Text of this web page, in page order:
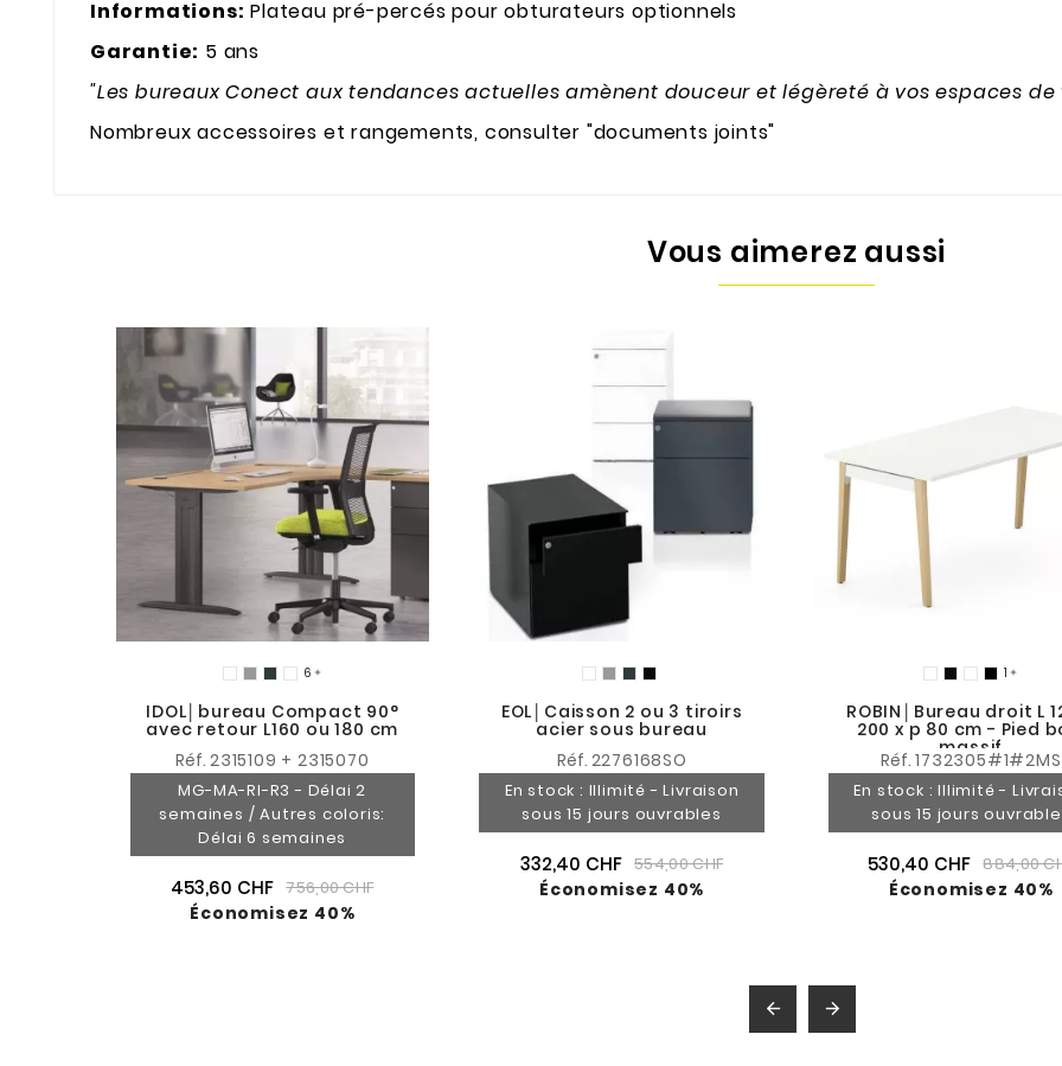
Informations: Plateau pré-percés pour obturateurs optionnels
Garantie: 5 ans
"Les bureaux Conect aux tendances actuelles amènent douceur et légèreté à vos espaces
Nombreux accessoires et rangements, consulter "documents joints"
Vous aimerez aussi

IDOL│bureau Compact 90°
avec retour L160 ou 180 cm
Réf.2315109 + 2315070
MG-MA-RI-R3 - Délai 2
semaines / Autres coloris:
Délai 6 semaines
453,60 CHF 756,00 CHF
Économisez 40%
EOL│Caisson 2 ou 3 tiroirs
acier sous bureau
Réf. 2276168SO
En stock : Illimité - Livraison
sous 15 jours ouvrables
332,40 CHF 554,00 CHF
Économisez 40%

ROBIN│Bureau droit L
200 x p 80 cm - Pied
massif
Réf.1732305#1#2MS
En stock : Illimité -
sous 15 jours
530,40 CHF 884,00
Économisez 40%
 